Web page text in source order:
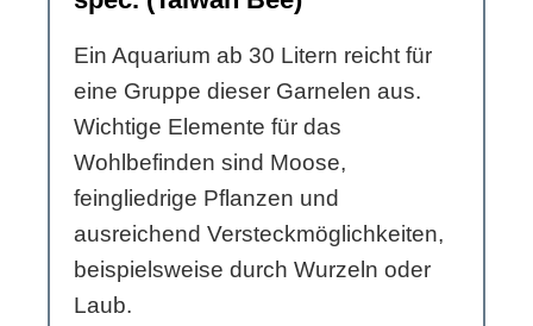
Ein Aquarium ab 30 Litern reicht für
eine Gruppe dieser Garnelen aus.
Wichtige Elemente für das
Wohlbefinden sind Moose,
feingliedrige Pflanzen und
ausreichend Versteckmöglichkeiten,
beispielsweise durch Wurzeln oder
Laub.